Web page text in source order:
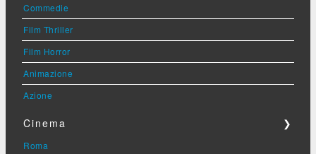
Commedie
Film Thriller
Film Horror
Animazione
Azione
Cinema ❯
Roma